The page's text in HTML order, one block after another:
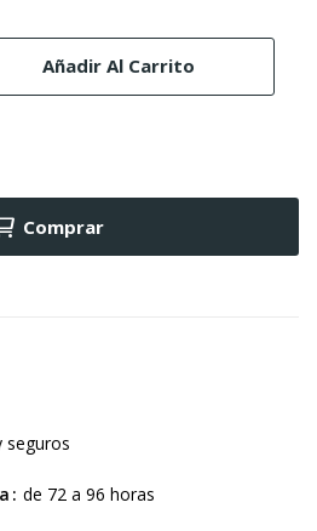
Añadir Al Carrito
Comprar
seguros
de 72 a 96 horas